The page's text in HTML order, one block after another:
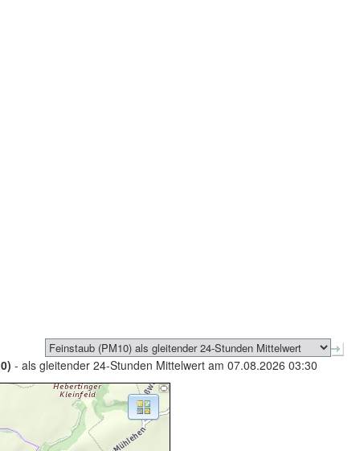
- als gleitender 24-Stunden Mittelwert am 07.08.2026 03:30